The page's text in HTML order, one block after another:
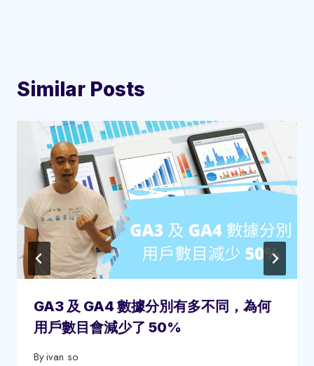
Similar Posts
GA3 及 GA4 數據分別有多不同，為何
用戶數目會減少了 50%
Byivan so